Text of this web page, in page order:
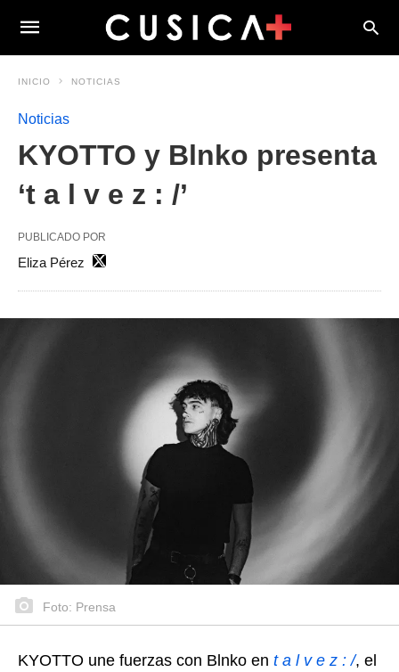
INICIO NOTICIAS
Noticias
KYOTTO y Blnko presenta
‘t a l v e z : /’
PUBLICADO POR
Eliza Pérez
Foto: Prensa
KYOTTO une fuerzas con Blnko en t a l v e z : /, el